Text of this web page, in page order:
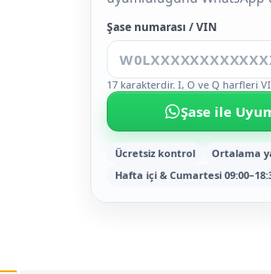
Şase numarası / VIN
17 karakterdir. I, O ve Q harfleri
Şase ile
Ücretsiz kontrol
Ortalama
Hafta içi & Cumartesi